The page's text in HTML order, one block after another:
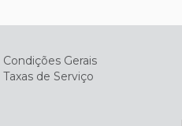
Condições Gerais
Taxas de Serviço